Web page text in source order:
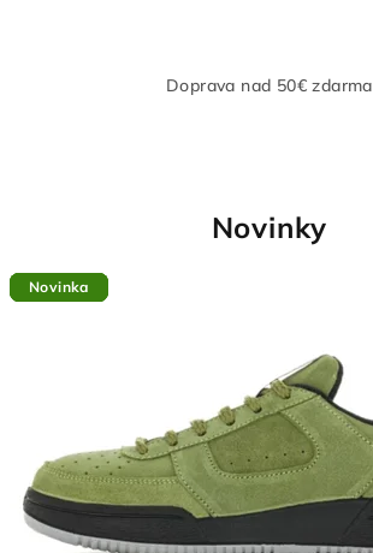
e
c
h
Doprava nad 50€ zdarma
Novinky
Novinka
Novinka
Novinka
Novinka